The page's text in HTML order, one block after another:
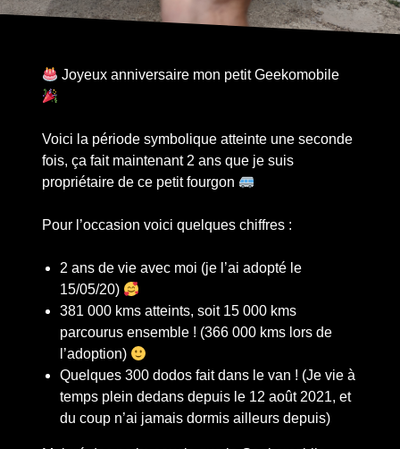
Joyeux anniversaire mon petit Geekomobile
Voici la période symbolique atteinte une seconde
fois, ça fait maintenant 2 ans que je suis
propriétaire de ce petit fourgon
Pour l’occasion voici quelques chiffres :
2 ans de vie avec moi (je l’ai adopté le
15/05/20)
381 000 kms atteints, soit 15 000 kms
parcourus ensemble ! (366 000 kms lors de
l’adoption)
Quelques 300 dodos fait dans le van ! (Je vie à
temps plein dedans depuis le 12 août 2021, et
du coup n’ai jamais dormis ailleurs depuis)